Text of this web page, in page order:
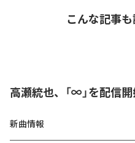
こんな記事
高瀬統也、「∞」を配信
新曲情報